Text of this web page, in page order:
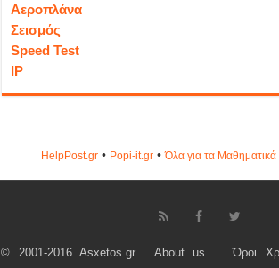
Αεροπλάνα
Σεισμός
Speed Test
IP
HelpPost.gr• Popi-it.gr•Όλα για τα Μαθηματικά
© 2001-2016 Asxetos.gr About us Όροι